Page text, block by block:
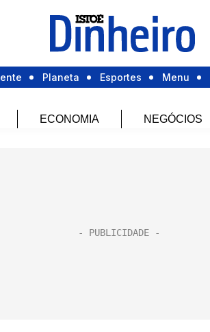
Planeta Esportes Menu
ECONOMIA NEGÓCIOS